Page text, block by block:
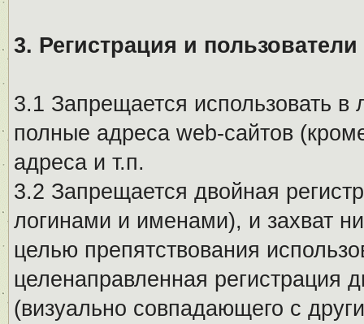
3. Регистрация и пользователи
3.1 Запрещается использовать
полные адреса web-сайтов
адреса и т.п.
3.2 Запрещается двойная
логинами и именами), и захват
целью препятствования
целенаправленная регистрация
(визуально совпадающего с